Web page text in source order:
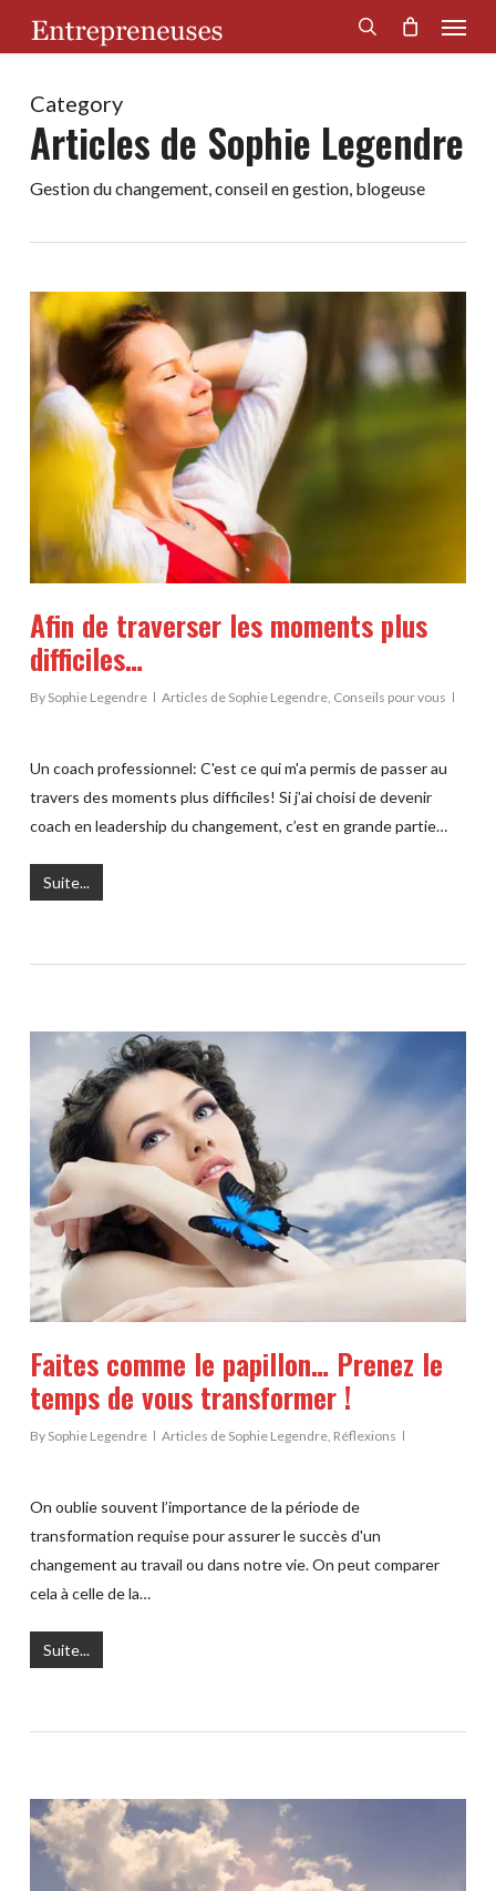
content
search
Menu
Category
Articles de Sophie Legendre
Gestion du changement, conseil en gestion, blogeuse
Afin de traverser les moments plus
difficiles…
By Sophie Legendre Articles de Sophie Legendre, Conseils pour vous
Un coach professionnel: C'est ce qui m'a permis de passer au
travers des moments plus difficiles! Si j’ai choisi de devenir
coach en leadership du changement, c’est en grande partie…
Suite...
Faites comme le papillon… Prenez le
temps de vous transformer !
By Sophie Legendre Articles de Sophie Legendre, Réflexions
On oublie souvent l’importance de la période de
transformation requise pour assurer le succès d'un
changement au travail ou dans notre vie. On peut comparer
cela à celle de la…
Suite...